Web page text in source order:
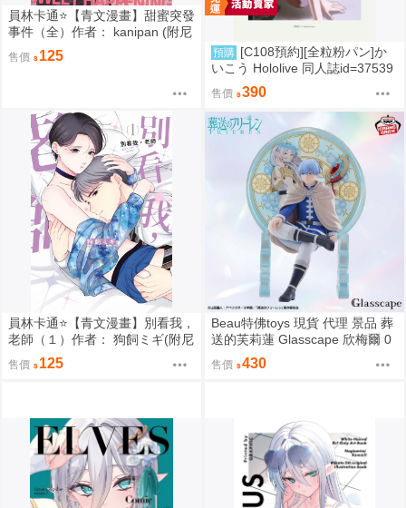
員林卡通⭐️【青文漫畫】甜蜜突發
事件（全）作者： kanipan (附尼
采書套)
售價 125 預購 [C108預約][全粒粉パン]か
いこう Hololive 同人誌id=37539
89
售價 390
員林卡通⭐️【青文漫畫】別看我，
老師（１）作者： 狗飼ミギ(附尼
采書套)
售價 125
Beau特佛toys 現貨 代理 景品 葬
送的芙莉蓮 Glasscape 欣梅爾 0
售價 430